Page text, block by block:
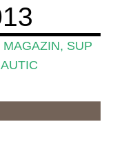
MAGAZIN, SUP